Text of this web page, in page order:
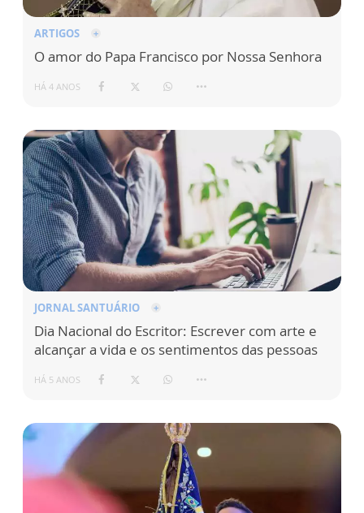
ARTIGOS
O amor do Papa Francisco por Nossa Senhora
HÁ 4 ANOS
JORNAL SANTUÁRIO
Dia Nacional do Escritor: Escrever com arte e
alcançar a vida e os sentimentos das pessoas
HÁ 5 ANOS